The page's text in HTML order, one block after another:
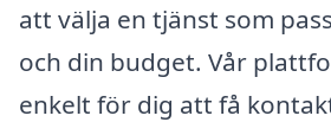
att välja en tjänst som
och din budget. Vår
enkelt för dig att få